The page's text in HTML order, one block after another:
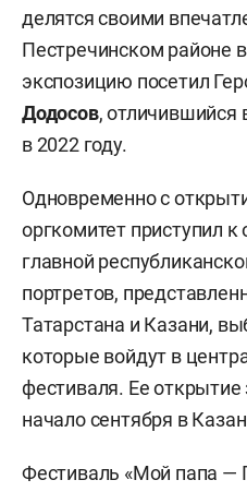
делятся своими
Пестречинском районе
экспозицию посетил
Додосов, отличившийся
в 2022 году.
Одновременно с
оргкомитет приступил к
главной
портретов,
Татарстана и Казани,
которые войдут в
фестиваля. Ее открытие
начало сентября в
Фестиваль «Мой папа —